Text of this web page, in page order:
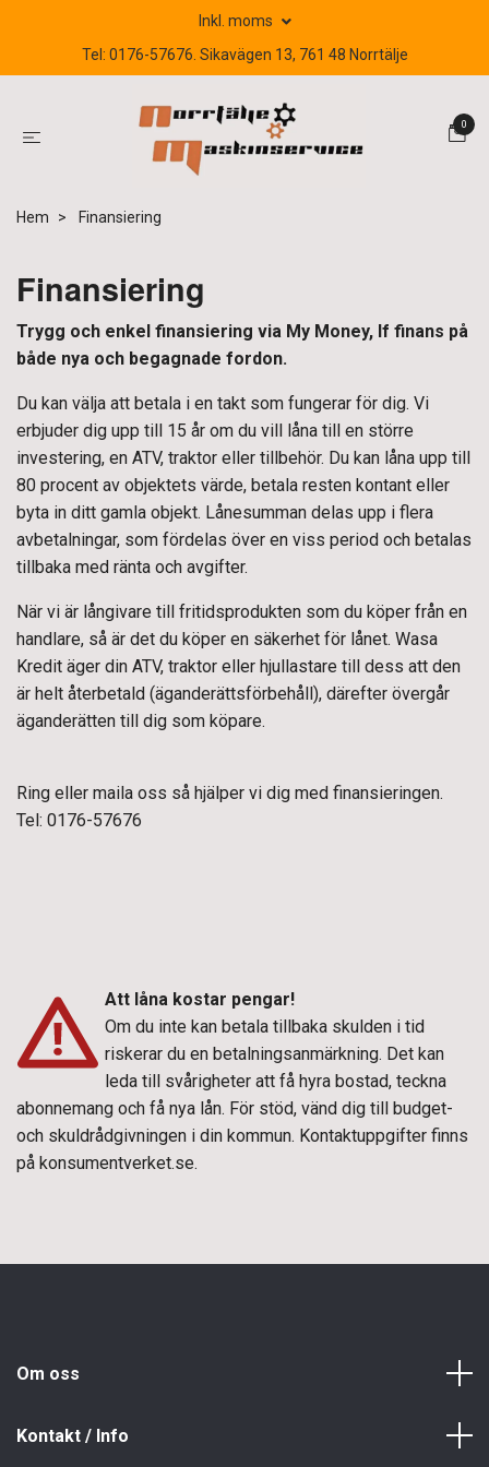
Inkl. moms
Tel: 0176-57676. Sikavägen 13, 761 48 Norrtälje
0
Hem Finansiering
Finansiering
Trygg och enkel finansiering via My Money, lf finans på
både nya och begagnade fordon.
Du kan välja att betala i en takt som fungerar för dig. Vi
erbjuder dig upp till 15 år om du vill låna till en större
investering, en ATV, traktor eller tillbehör. Du kan låna upp till
80 procent av objektets värde, betala resten kontant eller
byta in ditt gamla objekt. Lånesumman delas upp i flera
avbetalningar, som fördelas över en viss period och betalas
tillbaka med ränta och avgifter.
När vi är långivare till fritidsprodukten som du köper från en
handlare, så är det du köper en säkerhet för lånet. Wasa
Kredit äger din ATV, traktor eller hjullastare till dess att den
är helt återbetald (äganderättsförbehåll), därefter övergår
äganderätten till dig som köpare.
Ring eller maila oss så hjälper vi dig med finansieringen.
Tel: 0176-57676
Att låna kostar pengar!
Om du inte kan betala tillbaka skulden i tid
riskerar du en betalningsanmärkning. Det kan
leda till svårigheter att få hyra bostad, teckna
abonnemang och få nya lån. För stöd, vänd dig till budget-
och skuldrådgivningen i din kommun. Kontaktuppgifter finns
på konsumentverket.se.
Om oss
Kontakt / Info